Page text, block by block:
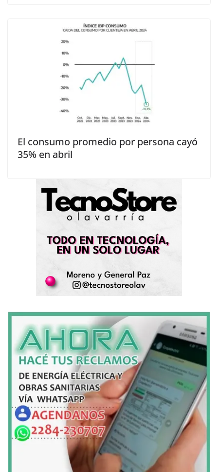
El consumo promedio por persona cayó
35% en abril